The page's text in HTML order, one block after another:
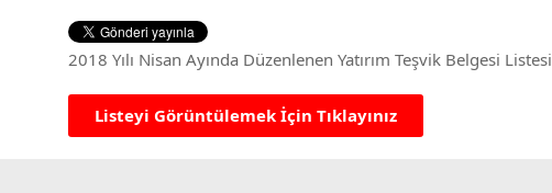
2018 Yılı Nisan Ayında Düzenlenen Yatırım Teşvik Belgesi Listesi
Listeyi Görüntülemek İçin Tıklayınız